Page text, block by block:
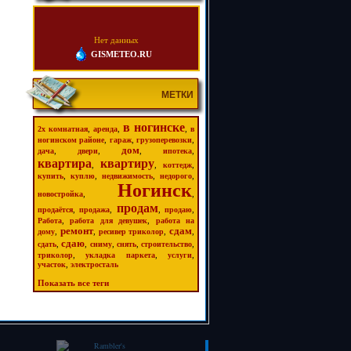
Нет данных
GISMETEO.RU
МЕТКИ
2х комнатная аренда в ногинске
в
ногинском районе
гараж,грузоперевозки
дача двери дом ипотека
квартира квартиру коттедж
купить куплю недвижимость недорого
новостройка Ногинск
продаётся ,продажа продам,продаю
Работа ,работа для девушек
работа на
дому
ремонт, ресивер триколор сдам
сдать ,сдаю сниму, снять, строительство
триколор ,укладка паркета,услуги
участок электросталь
Показать все теги